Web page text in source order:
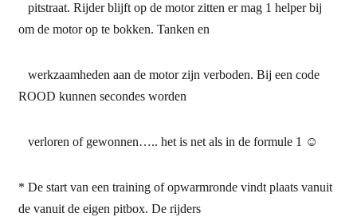
pitstraat. Rijder blijft op de motor zitten er mag 1 helper bij
om de motor op te bokken. Tanken en
werkzaamheden aan de motor zijn verboden. Bij een code
ROOD kunnen secondes worden
verloren of gewonnen….. het is net als in de formule 1 ☺
* De start van een training of opwarmronde vindt plaats vanuit
de vanuit de eigen pitbox. De rijders